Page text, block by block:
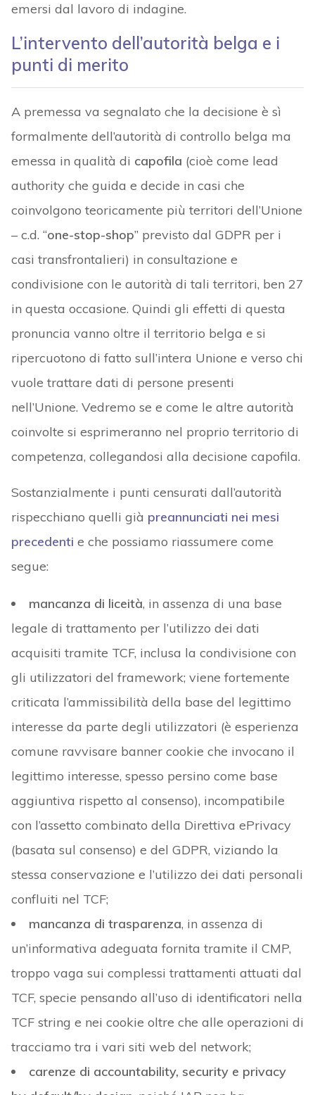
emersi dal lavoro di indagine.
L’intervento dell’autorità belga e i
punti di merito
A premessa va segnalato che la decisione è sì
formalmente dell’autorità di controllo belga ma
emessa in qualità di capofila (cioè come lead
authority che guida e decide in casi che
coinvolgono teoricamente più territori dell’Unione
– c.d. “one-stop-shop” previsto dal GDPR per i
casi transfrontalieri) in consultazione e
condivisione con le autorità di tali territori, ben 27
in questa occasione. Quindi gli effetti di questa
pronuncia vanno oltre il territorio belga e si
ripercuotono di fatto sull’intera Unione e verso chi
vuole trattare dati di persone presenti
nell’Unione. Vedremo se e come le altre autorità
coinvolte si esprimeranno nel proprio territorio di
competenza, collegandosi alla decisione capofila.
Sostanzialmente i punti censurati dall’autorità
rispecchiano quelli già preannunciati nei mesi
precedenti e che possiamo riassumere come
segue:
mancanza di liceità, in assenza di una base
legale di trattamento per l’utilizzo dei dati
acquisiti tramite TCF, inclusa la condivisione con
gli utilizzatori del framework; viene fortemente
criticata l’ammissibilità della base del legittimo
interesse da parte degli utilizzatori (è esperienza
comune ravvisare banner cookie che invocano il
legittimo interesse, spesso persino come base
aggiuntiva rispetto al consenso), incompatibile
con l’assetto combinato della Direttiva ePrivacy
(basata sul consenso) e del GDPR, viziando la
stessa conservazione e l’utilizzo dei dati personali
confluiti nel TCF;
mancanza di trasparenza, in assenza di
un’informativa adeguata fornita tramite il CMP,
troppo vaga sui complessi trattamenti attuati dal
TCF, specie pensando all’uso di identificatori nella
TCF string e nei cookie oltre che alle operazioni di
tracciamo tra i vari siti web del network;
carenze di accountability, security e privacy